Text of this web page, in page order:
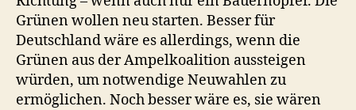
Grünen wollen neu starten. Besser für
Deutschland wäre es allerdings, wenn die
Grünen aus der Ampelkoalition aussteigen
würden, um notwendige Neuwahlen zu
ermöglichen. Noch besser wäre es, sie wären